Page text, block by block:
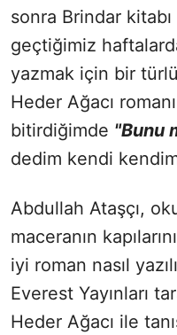
sonra Brindar
geçtiğimiz
yazmak için bir türlü
Heder Ağacı
bitirdiğimde "Bunu
dedim kendi
Abdullah Ataşçı,
maceranın
iyi roman nasıl
Everest Yayınları
Heder Ağacı ile